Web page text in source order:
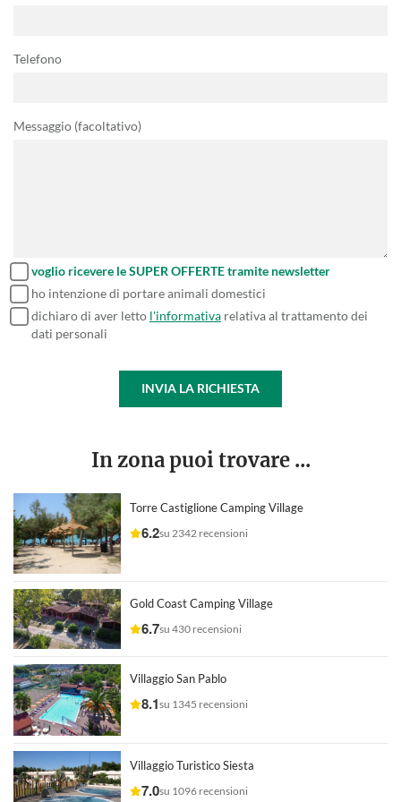
Telefono
Messaggio (facoltativo)
voglio ricevere le SUPER OFFERTE tramite newsletter
ho intenzione di portare animali domestici
dichiaro di aver letto l'informativa relativa al trattamento dei
dati personali
INVIA LA RICHIESTA
In zona puoi trovare ...
Torre Castiglione Camping Village
6.2su 2342 recensioni
Gold Coast Camping Village
6.7su 430 recensioni
Villaggio San Pablo
8.1su 1345 recensioni
Villaggio Turistico Siesta
7.0su 1096 recensioni